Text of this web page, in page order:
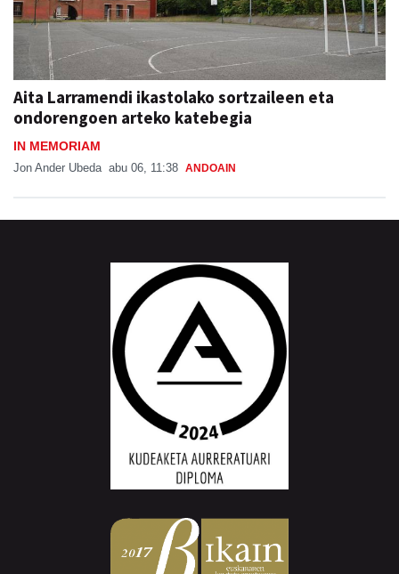
Aita Larramendi ikastolako sortzaileen eta
ondorengoen arteko katebegia
IN MEMORIAM
Jon Ander Ubeda abu 06, 11:38 ANDOAIN